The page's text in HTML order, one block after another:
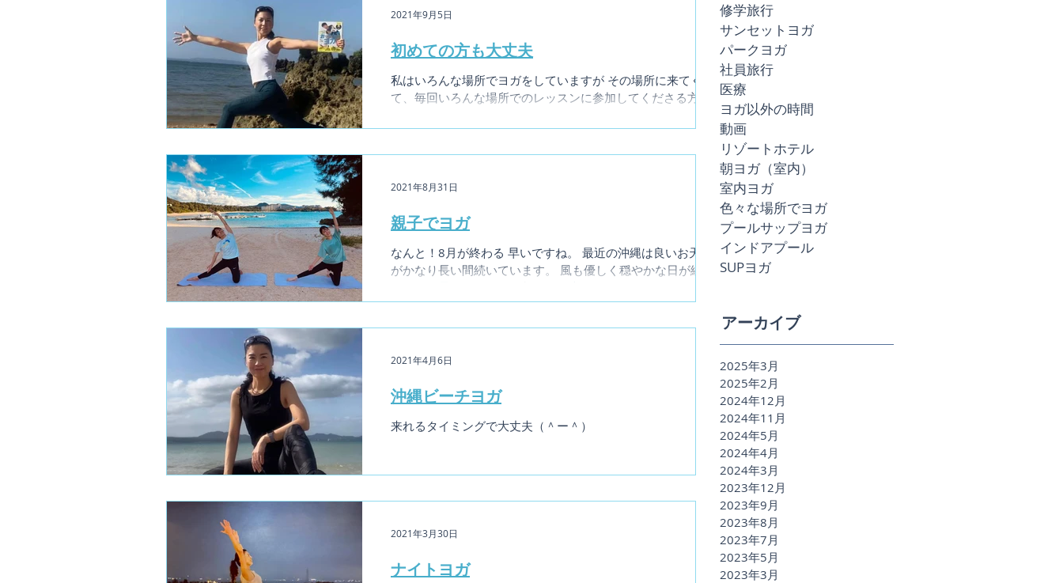
初めての方も大丈夫
私はいろんな場所でヨガをしていますが その場所に来てくれ
て、毎回いろんな場所でのレッスンに参加してくださる方々も
の本が話題に上がり、お話しを聞かせてくださいました。...
2021年9月5日
親子でヨガ
なんと！8月が終わる 早いですね。 最近の沖縄は良いお天気
がかなり長い間続いています。 風も優しく穏やかな日が続い
ュールと言えば、お天気次第でして、雨が降ればお休みとなり
2021年8月31日
沖縄ビーチヨガ
来れるタイミングで大丈夫（＾ー＾）
2021年4月6日
ナイトヨガ
2021年3月30日
修学旅行
サンセットヨガ
パークヨガ
社員旅行
医療
ヨガ以外の時間
動画
リゾートホテル
朝ヨガ（室内）
室内ヨガ
色々な場所でヨガ
プールサップヨガ
インドアプール
SUPヨガ
アーカイブ
2025年3月
2025年2月
2024年12月
2024年11月
2024年5月
2024年4月
2024年3月
2023年12月
2023年9月
2023年8月
2023年7月
2023年5月
2023年3月